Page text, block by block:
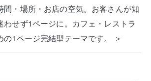
間・場所・お店の空気。お客さんが知
わせず1ページに。カフェ・レストラ
の1ページ完結型テーマです。 ＞